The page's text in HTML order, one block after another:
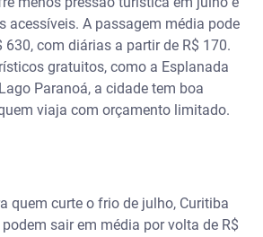
acessíveis. A passagem média pode
630, com diárias a partir de R$ 170.
gratuitos, como a Esplanada
Paranoá, a cidade tem boa
viaja com orçamento limitado.
quem curte o frio de julho, Curitiba
sair em média por volta de R$